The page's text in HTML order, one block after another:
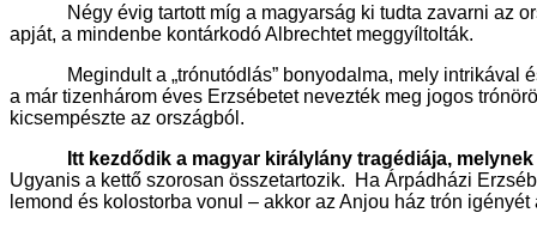
Négy évig tartott míg a magyarság ki tudta zavarni az
apját, a mindenbe kontárkodó Albrechtet meggyíltolták.
Megindult a „trónutódlás” bonyodalma, mely intrikával és
a már tizenhárom éves Erzsébetet nevezték meg jogos
kicsempészte az országból.
Itt kezdődik a magyar királylány tragédiája,
Ugyanis a kettő szorosan összetartozik. Ha Árpádházi
lemond és kolostorba vonul – akkor az Anjou ház trón